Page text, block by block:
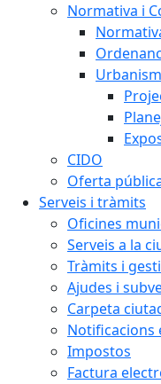
Normativa i
CIDO
Oferta
Serveis i tràmits
Oficines
Serveis a la
Tràmits i
Ajudes i
Carpeta
Notificacions
Impostos
Factura